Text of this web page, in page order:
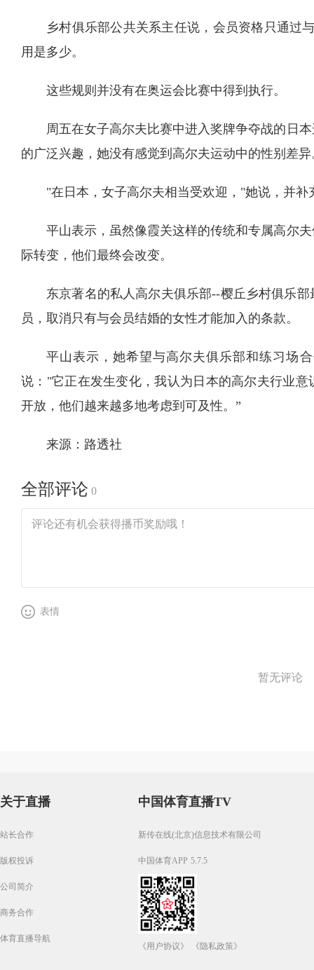
乡村俱乐部公共关系主任说，会员资格只通过
用是多少。
这些规则并没有在奥运会比赛中得到执行。
周五在女子高尔夫比赛中进入奖牌争夺战的日
的广泛兴趣，她没有感觉到高尔夫运动中的性别差异
"在日本，女子高尔夫相当受欢迎，"她说，并
平山表示，虽然像霞关这样的传统和专属高尔
际转变，他们最终会改变。
东京著名的私人高尔夫俱乐部--樱丘乡村俱乐
员，取消只有与会员结婚的女性才能加入的条款。
平山表示，她希望与高尔夫俱乐部和练习场
说："它正在发生变化，我认为日本的高尔夫行业
开放，他们越来越多地考虑到可及性。”
来源：路透社
全部评论 0
表情
暂无评论
关于直播
站长合作
版权投诉
公司简介
商务合作
体育直播导航
中国体育直播TV
新传在线(北京)信息技术有限公司
中国体育APP 5.7.5
《用户协议》 《隐私政策》